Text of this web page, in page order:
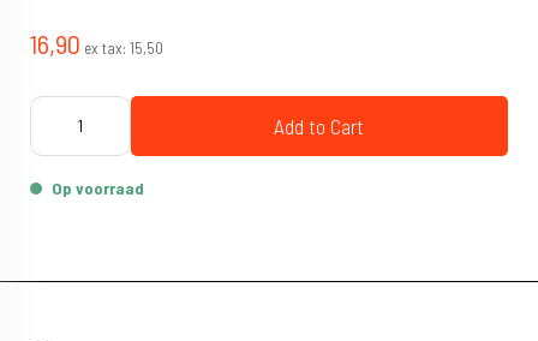
16,90 ex tax: 15,50
Add to Cart
Op voorraad